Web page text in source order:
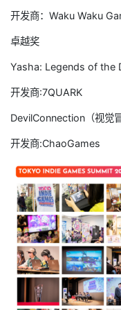
开发商：Waku Waku
卓越奖
Yasha: Legends of the
开发商:7QUARK
DevilConnection（视觉
开发商:ChaoGames